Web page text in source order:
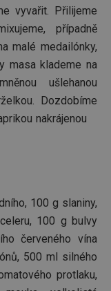
vyvařit. Přilijeme
případně
malé medailónky,
masa klademe na
ušlehanou
Dozdobíme
nakrájenou
100 g slaniny,
100 g bulvy
červeného vína
500 ml silného
protlaku,
5 měsíců
59 sekund
cookie
To je
bylo
platné
služba
cookie
nutné,
Google